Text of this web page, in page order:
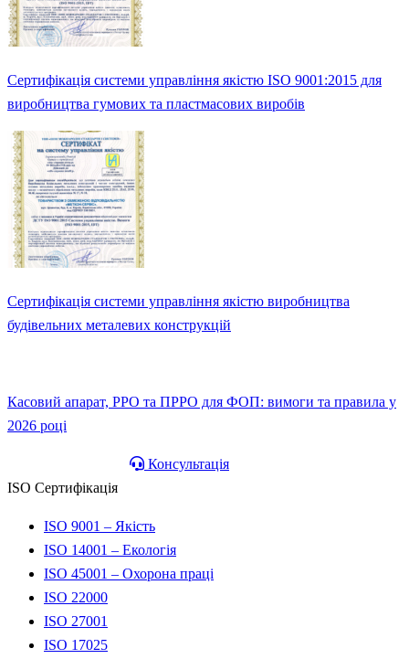
Сертифікація системи управління якістю ISO 9001:2015 для
виробництва гумових та пластмасових виробів
Сертифікація системи управління якістю виробництва
будівельних металевих конструкцій
Касовий апарат, РРО та ПРРО для ФОП: вимоги та правила у
2026 році
Консультація
ISO Сертифікація
ISO 9001 – Якість
ISO 14001 – Екологія
ISO 45001 – Охорона праці
ISO 22000
ISO 27001
ISO 17025